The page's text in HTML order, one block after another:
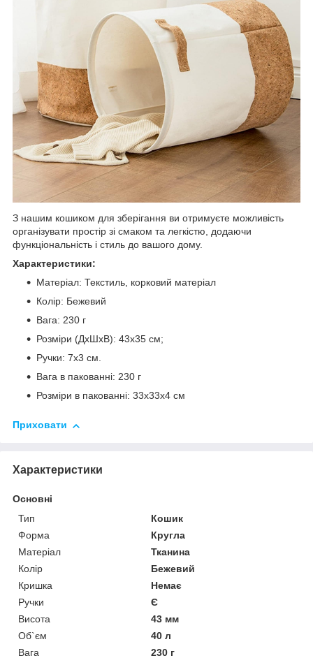
З нашим кошиком для зберігання ви отримуєте можливість
організувати простір зі смаком та легкістю, додаючи
функціональність і стиль до вашого дому.
Характеристики:
Матеріал: Текстиль, корковий матеріал
Колір: Бежевий
Вага: 230 г
Розміри (ДхШхВ): 43x35 см;
Ручки: 7х3 см.
Вага в пакованні: 230 г
Розміри в пакованні: 33х33х4 см
Приховати
Характеристики
Основні
Тип
Кошик
Форма
Кругла
Матеріал
Тканина
Колір
Бежевий
Кришка
Немає
Ручки
Є
Висота
43 мм
Об`єм
40 л
Вага
230 г